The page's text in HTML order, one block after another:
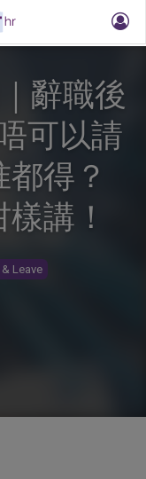
辭職後
可以請
得？
講！
Leave